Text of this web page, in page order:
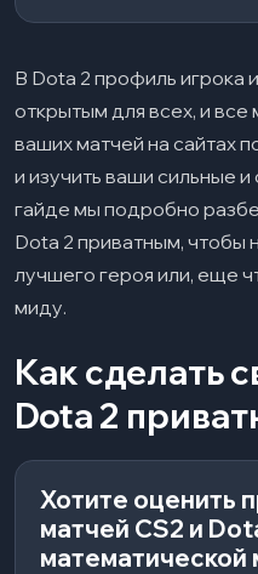
В Dota 2 профиль игрока
открытым для всех, и
ваших матчей на сайтах
и изучить ваши сильные
гайде мы подробно
Dota 2 приватным, чтобы
лучшего героя или, еще
миду.
Как сделать
Dota 2
Хотите оценить
матчей CS2 и
математической